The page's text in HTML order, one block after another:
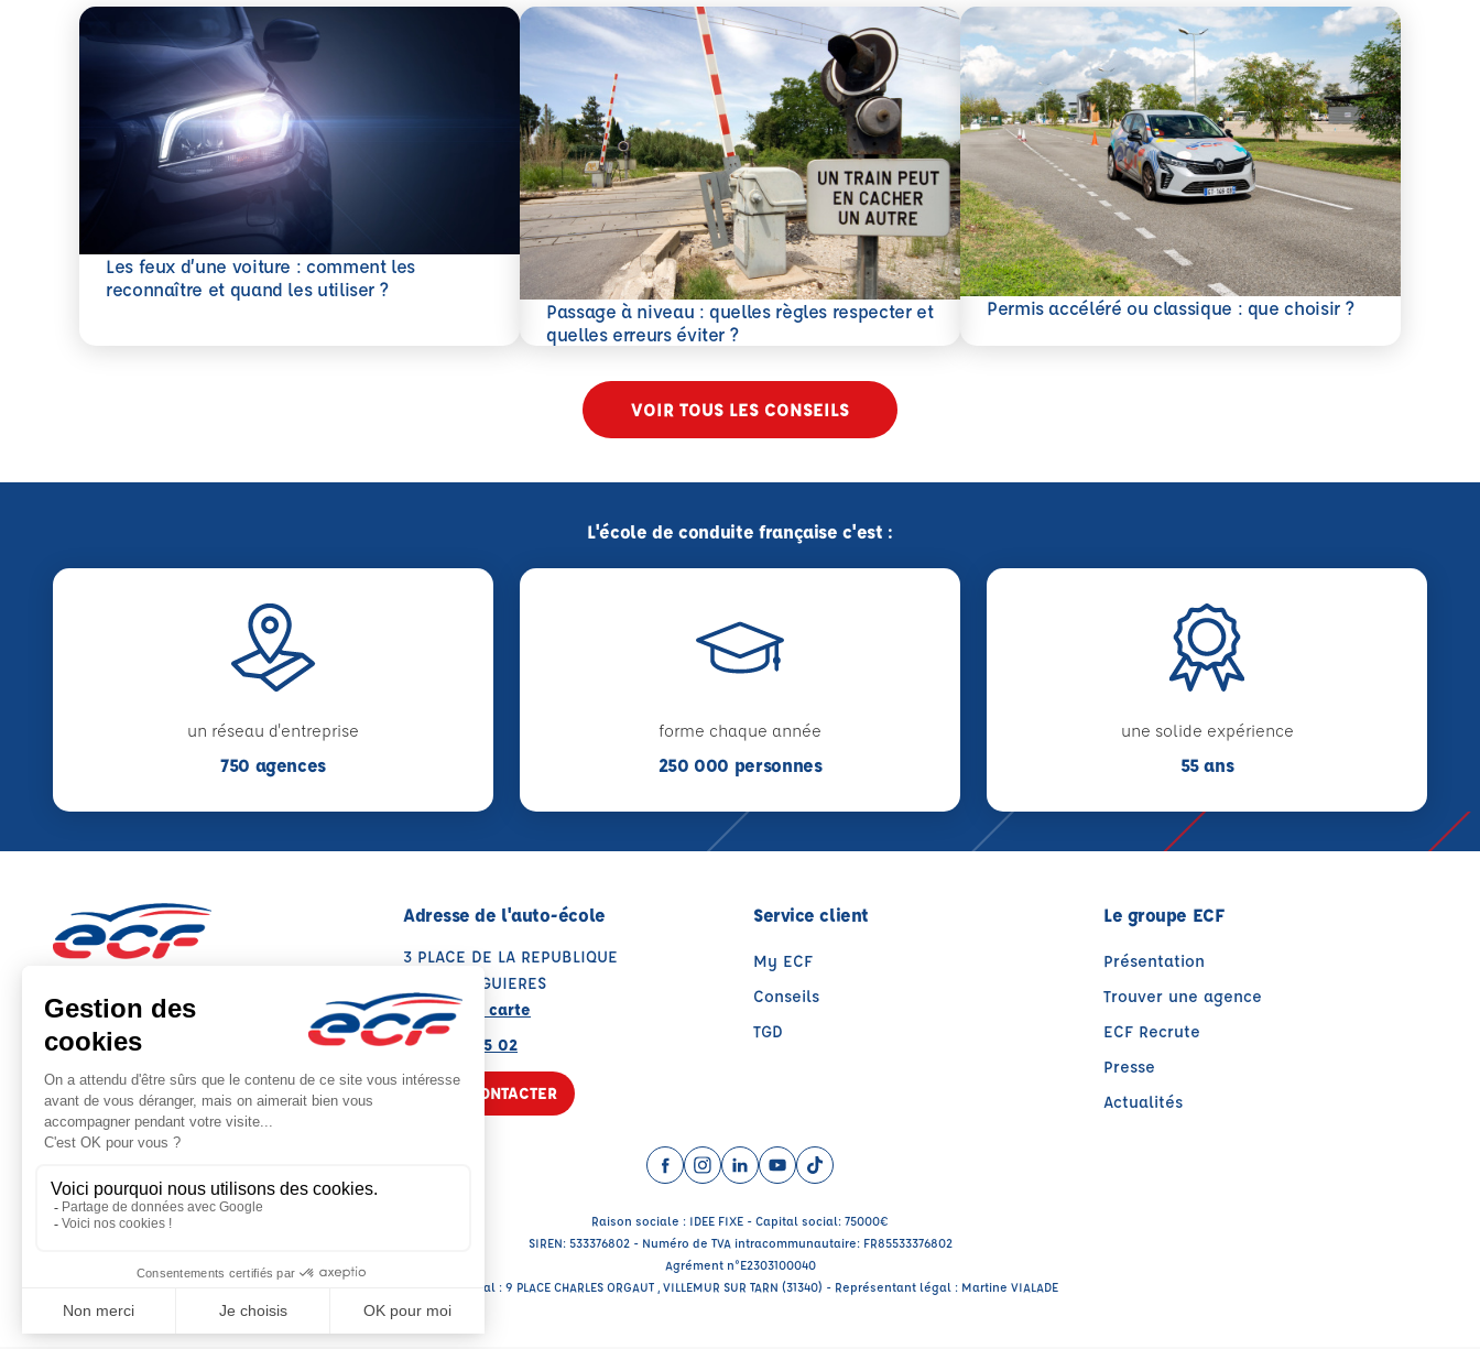
Les feux d’une voiture : comment les
reconnaître et quand les utiliser ?
En savoir plus
Passage à niveau : quelles règles respecter et
quelles erreurs éviter ?
En savoir plus
Permis accéléré ou classique : que choisir ?
En savoir plus
VOIR TOUS LES CONSEILS
L'école de conduite française c'est :
un réseau d'entreprise
750 agences
forme chaque année
250 000 personnes
une solide expérience
55 ans
Note : 4.8/5
Moyenne calculée sur 121 avis
Adresse de l'auto-école
3 PLACE DE LA REPUBLIQUE
31150 BRUGUIERES
Voir sur la carte
05 61 70 85 02
NOUS CONTACTER
Service client
My ECF
Conseils
TGD
Le groupe ECF
Présentation
Trouver une agence
ECF Recrute
Presse
Actualités
Facebook (nouvelle fenêtre)
Instagram (nouvelle fenêtre)
LinkedIn (nouvelle fenêtre)
YouTube (nouvelle fenêtre)
TikTok (nouvelle fenêtre)
Raison sociale : IDEE FIXE - Capital social: 75000€
SIREN: 533376802 - Numéro de TVA intracommunautaire: FR85533376802
Agrément n°E2303100040
Siège social : 9 PLACE CHARLES ORGAUT , VILLEMUR SUR TARN (31340) - Représentant légal : Martine VIALADE